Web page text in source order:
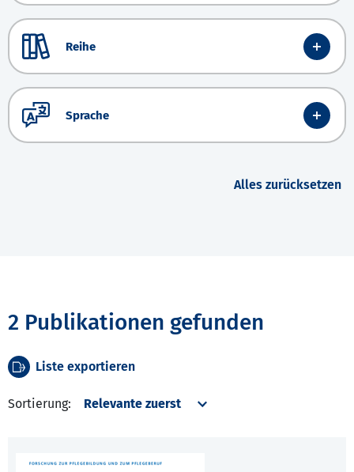
Reihe
Sprache
Alles zurücksetzen
2 Publikationen gefunden
Liste exportieren
Sortierung: